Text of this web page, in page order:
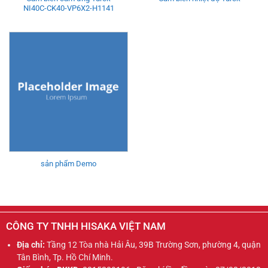
NI40C-CK40-VP6X2-H1141
sản phẩm Demo
CÔNG TY TNHH HISAKA VIỆT NAM
Địa chỉ: Tầng 12 Tòa nhà Hải Âu, 39B Trường Sơn, phường 4, quận
Tân Bình, Tp. Hồ Chí Minh.